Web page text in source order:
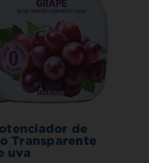
de
Transparente
uva